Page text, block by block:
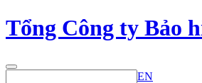
Tổng Công ty Bảo
EN